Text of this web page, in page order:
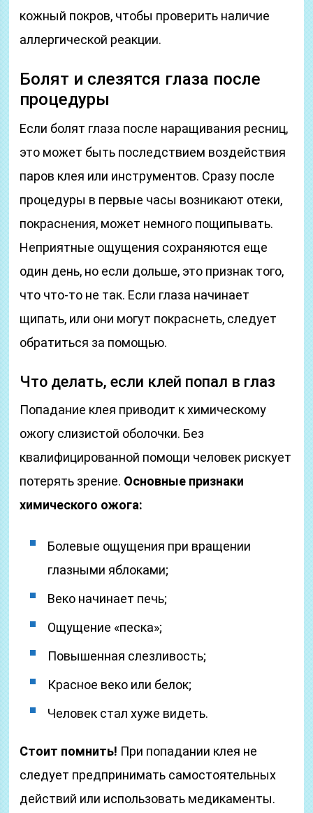
кожный покров, чтобы проверить наличие
аллергической реакции.
Болят и слезятся глаза после
процедуры
Если болят глаза после наращивания ресниц,
это может быть последствием воздействия
паров клея или инструментов. Сразу после
процедуры в первые часы возникают отеки,
покраснения, может немного пощипывать.
Неприятные ощущения сохраняются еще
один день, но если дольше, это признак того,
что что-то не так. Если глаза начинает
щипать, или они могут покраснеть, следует
обратиться за помощью.
Что делать, если клей попал в глаз
Попадание клея приводит к химическому
ожогу слизистой оболочки. Без
квалифицированной помощи человек рискует
потерять зрение. Основные признаки
химического ожога:
Болевые ощущения при вращении
глазными яблоками;
Веко начинает печь;
Ощущение «песка»;
Повышенная слезливость;
Красное веко или белок;
Человек стал хуже видеть.
Стоит помнить! При попадании клея не
следует предпринимать самостоятельных
действий или использовать медикаменты.